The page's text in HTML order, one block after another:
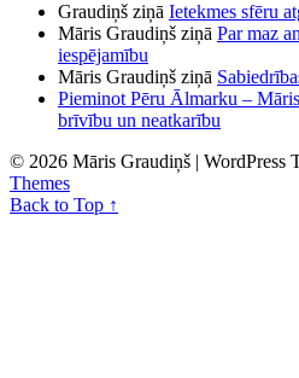
Graudiņš ziņā Ietekmes sfēru
Māris Graudiņš ziņā Par maz
iespējamību
Māris Graudiņš ziņā
Pieminot Pēru Ālmarku –
brīvību un neatkarību
© 2026 Māris Graudiņš | WordPress
Themes
Back to Top ↑